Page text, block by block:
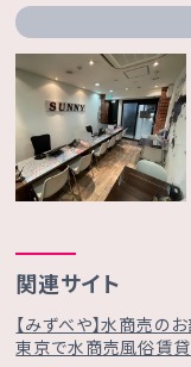
関連サイト
【みずべや】水商売の
東京で水商売風俗賃